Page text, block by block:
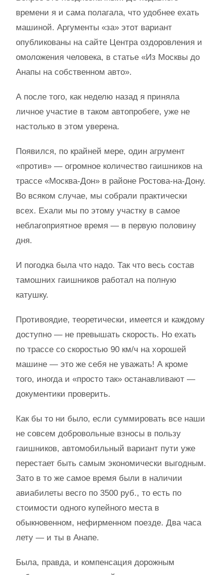
времени я и сама полагала, что удобнее ехать
машиной. Аргументы «за» этот вариант
опубликованы на сайте Центра оздоровления и
омоложения человека, в статье «Из Москвы до
Анапы на собственном авто».
А после того, как неделю назад я приняла
личное участие в таком автопробеге, уже не
настолько в этом уверена.
Появился, по крайней мере, один агрумент
«против» — огромное количество гаишников на
трассе «Москва-Дон» в районе Ростова-на-Дону.
Во всяком случае, мы собрали практически
всех. Ехали мы по этому участку в самое
неблагоприятное время — в первую половину
дня.
И погодка была что надо. Так что весь состав
тамошних гаишников работал на полную
катушку.
Противоядие, теоретически, имеется и каждому
доступно — не превышать скорость. Но ехать
по трассе со скоростью 90 км/ч на хорошей
машине — это же себя не уважать! А кроме
того, иногда и «просто так» останавливают —
документики проверить.
Как бы то ни было, если суммировать все наши
не совсем добровольные взносы в пользу
гаишников, автомобильный вариант пути уже
перестает быть самым экономически выгодным.
Зато в то же самое время были в наличии
авиабилеты весго по 3500 руб., то есть по
стоимости одного купейного места в
обыкновенном, нефирменном поезде. Два часа
лету — и ты в Анапе.
Была, правда, и компенсация дорожным